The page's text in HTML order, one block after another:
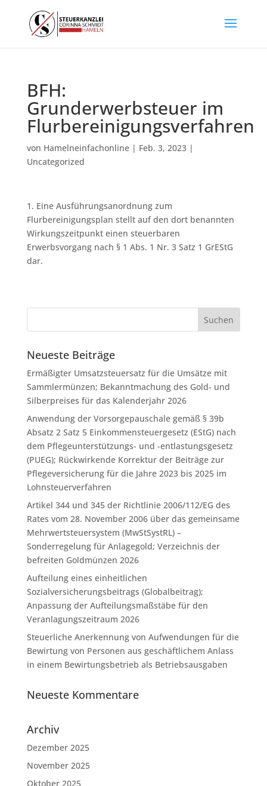
BFH:
Grunderwerbsteuer im
Flurbereinigungsverfahren
von Hamelneinfachonline| Feb. 3, 2023|
Uncategorized
1. Eine Ausführungsanordnung zum
Flurbereinigungsplan stellt auf den dort benannten
Wirkungszeitpunkt einen steuerbaren
Erwerbsvorgang nach § 1 Abs. 1 Nr. 3 Satz 1 GrEStG
dar.
Neueste Beiträge
Ermäßigter Umsatzsteuersatz für die Umsätze mit
Sammlermünzen; Bekanntmachung des Gold- und
Silberpreises für das Kalenderjahr 2026
Anwendung der Vorsorgepauschale gemäß § 39b
Absatz 2 Satz 5 Einkommensteuergesetz (EStG) nach
dem Pflegeunterstützungs- und -entlastungsgesetz
(PUEG); Rückwirkende Korrektur der Beiträge zur
Pflegeversicherung für die Jahre 2023 bis 2025 im
Lohnsteuerverfahren
Artikel 344 und 345 der Richtlinie 2006/112/EG des
Rates vom 28. November 2006 über das gemeinsame
Mehrwertsteuersystem (MwStSystRL) –
Sonderregelung für Anlagegold; Verzeichnis der
befreiten Goldmünzen 2026
Aufteilung eines einheitlichen
Sozialversicherungsbeitrags (Globalbeitrag);
Anpassung der Aufteilungsmaßstäbe für den
Veranlagungszeitraum 2026
Steuerliche Anerkennung von Aufwendungen für die
Bewirtung von Personen aus geschäftlichem Anlass
in einem Bewirtungsbetrieb als Betriebsausgaben
Neueste Kommentare
Archiv
Dezember 2025
November 2025
Oktober 2025